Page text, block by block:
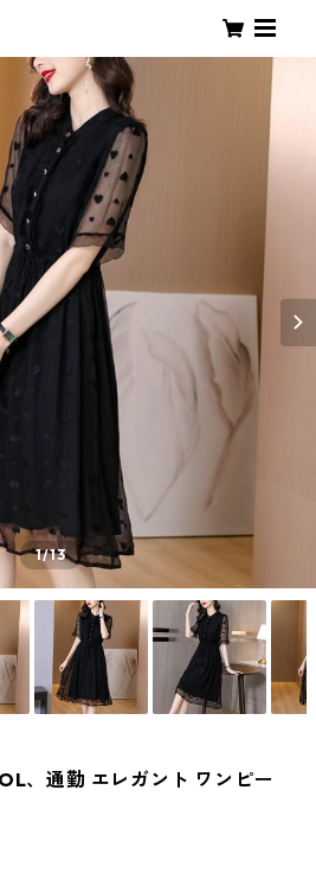
1/13
、通勤 エレガント ワンピー